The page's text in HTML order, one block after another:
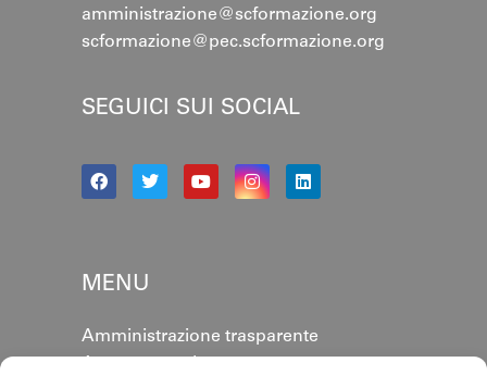
amministrazione@scformazione.org
scformazione@pec.scformazione.org
SEGUICI SUI SOCIAL
MENU
Amministrazione trasparente